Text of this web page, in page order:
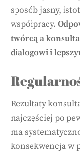
sposób jasny,
współpracy.
twórcą a
dialogowi i
Rezultaty
najczęściej po
ma
konsekwencja w